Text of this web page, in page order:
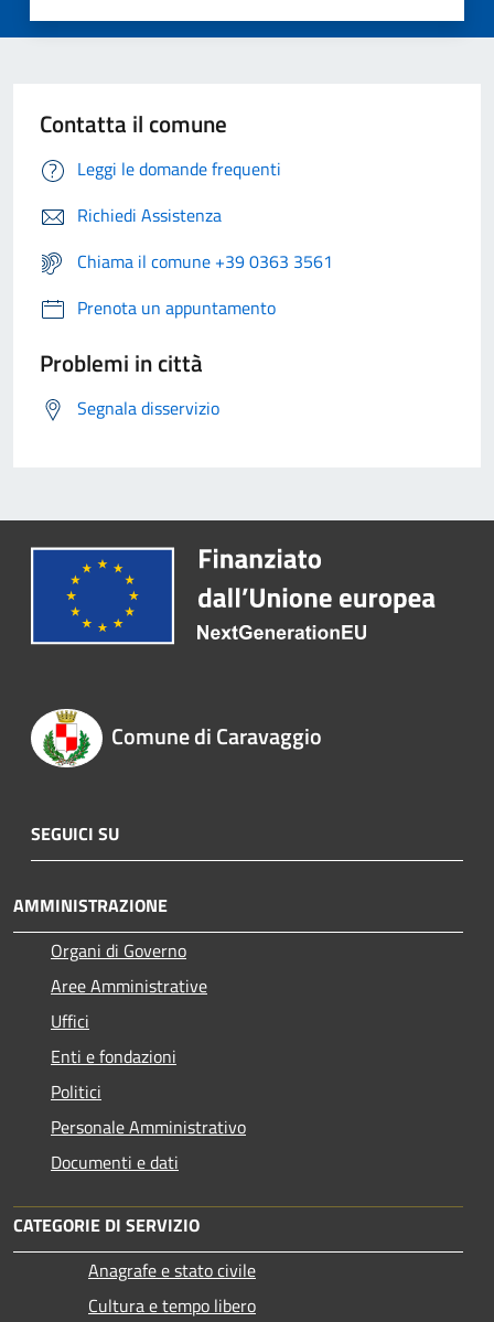
Contatta il comune
Leggi le domande frequenti
Richiedi Assistenza
Chiama il comune +39 0363 3561
Prenota un appuntamento
Problemi in città
Segnala disservizio
Comune di Caravaggio
SEGUICI SU
AMMINISTRAZIONE
Organi di Governo
Aree Amministrative
Uffici
Enti e fondazioni
Politici
Personale Amministrativo
Documenti e dati
CATEGORIE DI SERVIZIO
Anagrafe e stato civile
Cultura e tempo libero